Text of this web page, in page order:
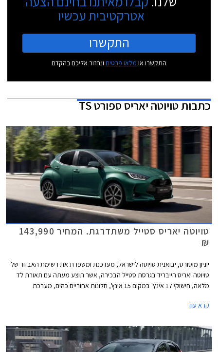
אטרקטיבית עכשיו
התקשרו
התקשרו או מלאו פרטים ונחזור אליכם בהקדם
כתבותטויוטה יאריס ספורט TS
טויוטה יאריס סטייל משתדרגת. המחיר 143,990
₪
יוניון מוטורס, יבואנית טויוטה לישראל, מעדכנת ומשפרת את רשימת האבזור של
טויוטה יאריס הייבריד בגרסת סטייל הבכירה, אשר תוצע מעתה עם תאורת לד
מלאה, חישוקי 17 אינץ' במקום 15 אינץ', חלונות אחוריים כהים, מערכת
אינץ', משטח טעינה אלחוטי לנייד, ומושבים קדמיים משופרים. המחיר התייקר ב-
קרא עוד